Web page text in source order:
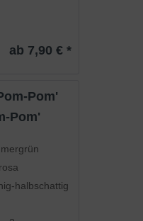
ab 7,90 € *
Pom'
Pom'
halbschattig